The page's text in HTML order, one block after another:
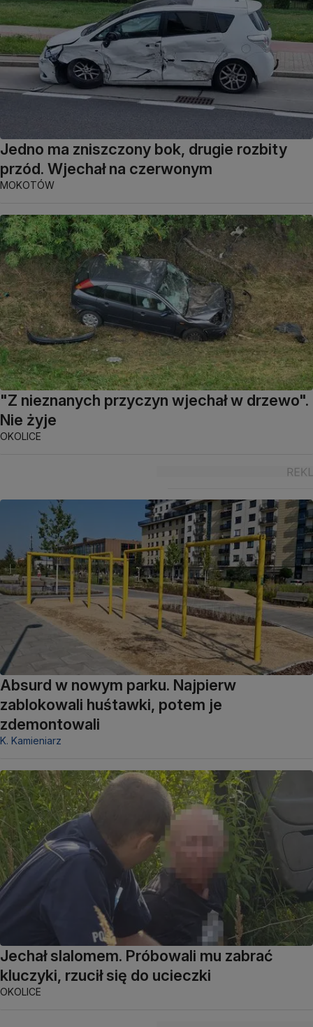
Jedno ma zniszczony bok, drugie rozbity
przód. Wjechał na czerwonym
MOKOTÓW
"Z nieznanych przyczyn wjechał w drzewo".
Nie żyje
OKOLICE
Absurd w nowym parku. Najpierw
zablokowali huśtawki, potem je
zdemontowali
K. Kamieniarz
Jechał slalomem. Próbowali mu zabrać
kluczyki, rzucił się do ucieczki
OKOLICE